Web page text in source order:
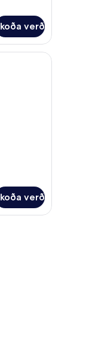
verð
Rúmföt af bestu gerð,
verð